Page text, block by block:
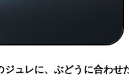
ュレに、ぶどうに合わせ